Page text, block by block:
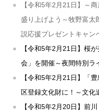
【令和5年2月21日】～
盛り上げよう～牧野富太
説応援プレゼントキャン
【令和5年2月21日】桜
会」を開催～夜間特別ラ
【令和5年2月21日】「
区登録文化財に！～文化
【令和5年2月20日】前